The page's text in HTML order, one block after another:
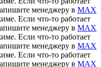
менеджеру в MAX
Если что-то работает
менеджеру в MAX
Если что-то работает
менеджеру в MAX
Если что-то работает
менеджеру в MAX